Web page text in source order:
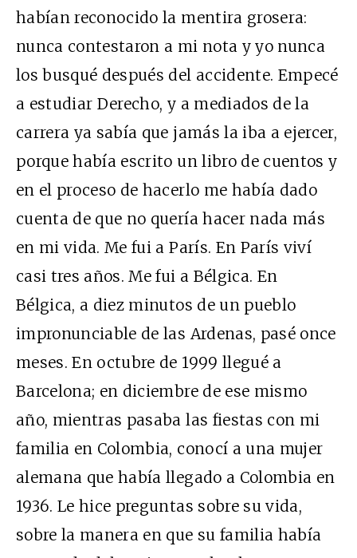
habían reconocido la mentira grosera:
nunca contestaron a mi nota y yo nunca
los busqué después del accidente. Empecé
a estudiar Derecho, y a mediados de la
carrera ya sabía que jamás la iba a ejercer,
porque había escrito un libro de cuentos y
en el proceso de hacerlo me había dado
cuenta de que no quería hacer nada más
en mi vida. Me fui a París. En París viví
casi tres años. Me fui a Bélgica. En
Bélgica, a diez minutos de un pueblo
impronunciable de las Ardenas, pasé once
meses. En octubre de 1999 llegué a
Barcelona; en diciembre de ese mismo
año, mientras pasaba las fiestas con mi
familia en Colombia, conocí a una mujer
alemana que había llegado a Colombia en
1936. Le hice preguntas sobre su vida,
sobre la manera en que su familia había